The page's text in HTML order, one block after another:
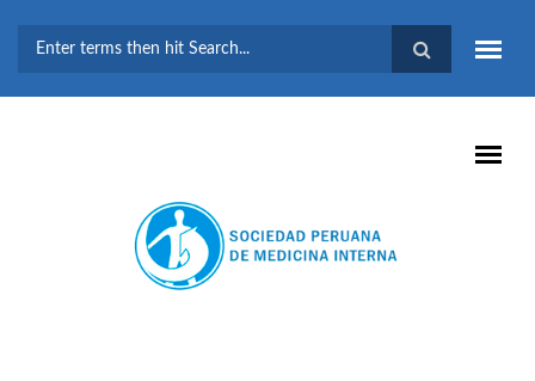
BÚSQUEDA